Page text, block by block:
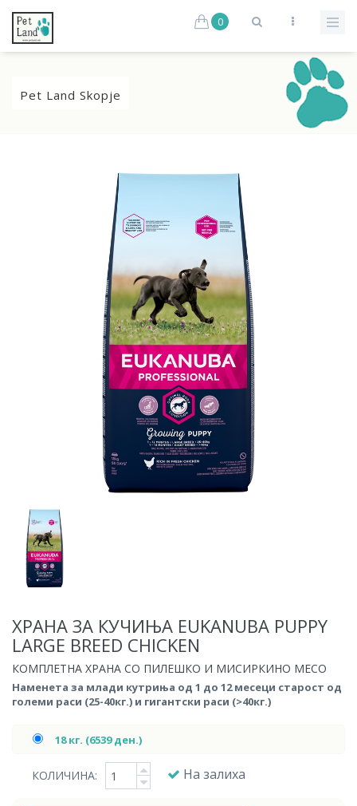
0
Pet Land Skopje
ХРАНА ЗА КУЧИЊА EUKANUBA PUPPY
LARGE BREED CHICKEN
КОМПЛЕТНА ХРАНА СО ПИЛЕШКО И МИСИРКИНО МЕСО
Наменета за млади кутриња од 1 до 12 месеци старост од
големи раси (25-40кг.) и гигантски раси (>40кг.)
18 кг. (6539 ден.)
КОЛИЧИНА: На залиха